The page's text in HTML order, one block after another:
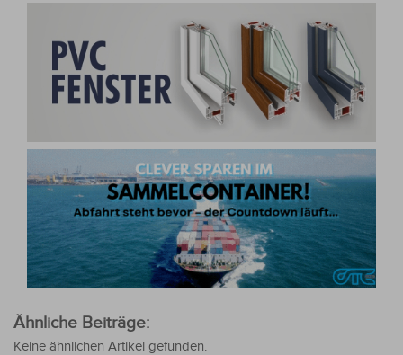
Ähnliche Beiträge:
Keine ähnlichen Artikel gefunden.